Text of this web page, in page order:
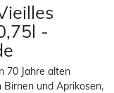
-
70 Jahre alten
und Aprikosen,